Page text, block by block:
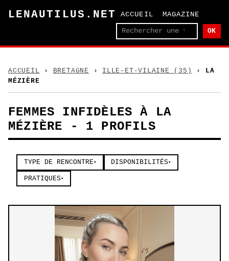
LENAUTILUS.NET ACCUEIL MAGAZINE
OK
ACCUEIL › BRETAGNE › ILLE-ET-VILAINE (35) ›
LA
MÉZIÈRE
FEMMES INFIDÈLES À LA
MÉZIÈRE - 1 PROFILS
TYPE DE RENCONTRE▾ DISPONIBILITÉS▾
PRATIQUES▾